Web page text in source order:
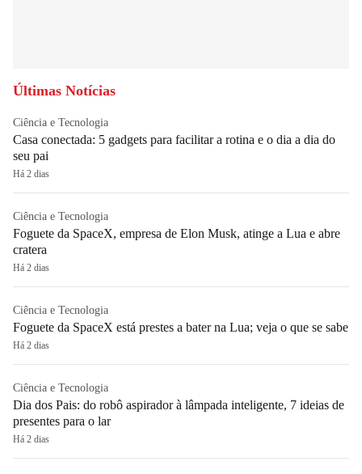
Últimas Notícias
Ciência e Tecnologia
Casa conectada: 5 gadgets para facilitar a rotina e o dia a dia do
seu pai
Há 2 dias
Ciência e Tecnologia
Foguete da SpaceX, empresa de Elon Musk, atinge a Lua e abre
cratera
Há 2 dias
Ciência e Tecnologia
Foguete da SpaceX está prestes a bater na Lua; veja o que se sabe
Há 2 dias
Ciência e Tecnologia
Dia dos Pais: do robô aspirador à lâmpada inteligente, 7 ideias de
presentes para o lar
Há 2 dias